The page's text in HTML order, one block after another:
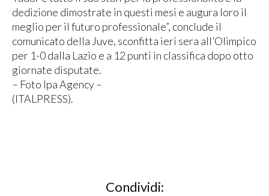
dedizione dimostrate in questi mesi e augura loro il
meglio per il futuro professionale”, conclude il
comunicato della Juve, sconfitta ieri sera all’Olimpico
per 1-0 dalla Lazio e a 12 punti in classifica dopo otto
giornate disputate.
– Foto Ipa Agency –
(ITALPRESS).
Condividi: